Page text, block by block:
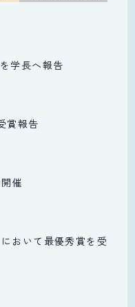
学長へ報告
賞報告
催
おいて最優秀賞を受